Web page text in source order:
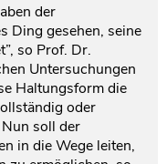
der
Ding gesehen, seine
so Prof. Dr.
Untersuchungen
Haltungsform die
oder
soll der
in die Wege leiten,